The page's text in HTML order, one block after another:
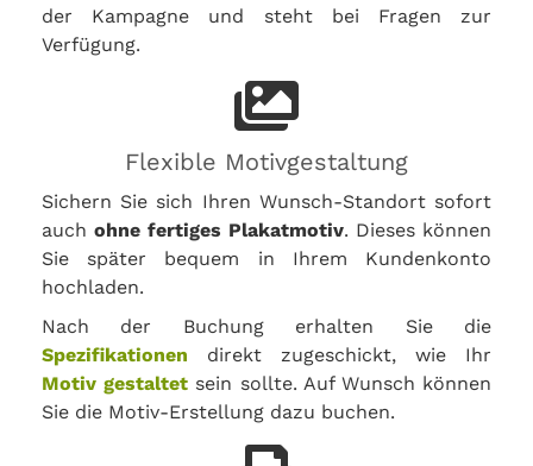
der Kampagne und steht bei Fragen zur
Verfügung.
Flexible Motivgestaltung
Sichern Sie sich Ihren Wunsch-Standort sofort
auch ohne fertiges Plakatmotiv. Dieses können
Sie später bequem in Ihrem Kundenkonto
hochladen.
Nach der Buchung erhalten Sie die
Spezifikationen direkt zugeschickt, wie Ihr
Motiv gestaltet sein sollte. Auf Wunsch können
Sie die Motiv-Erstellung dazu buchen.